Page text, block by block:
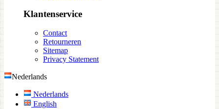
Klantenservice
Contact
Retourneren
Sitemap
Privacy Statement
Nederlands
Nederlands
English